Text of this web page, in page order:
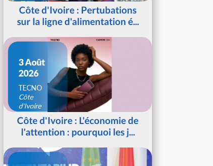
Côte d'Ivoire : Pertubations
sur la ligne d'alimentation é...
3 Août
2026
TECNO
Côte
d'Ivoire
Côte d'Ivoire : L'économie de
l'attention : pourquoi les j...